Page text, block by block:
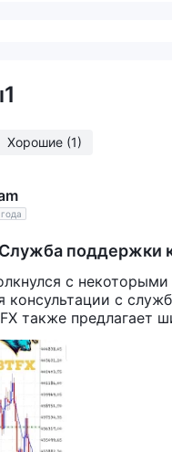
1
Хорошие (1)
Служба поддержки
с
консультации с
также предлагает